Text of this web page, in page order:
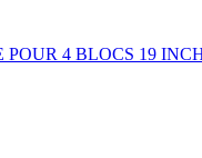
POUR 4 BLOCS 19